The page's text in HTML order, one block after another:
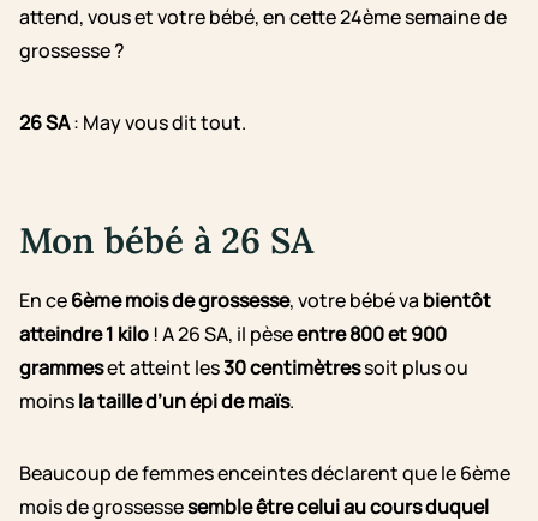
attend, vous et votre bébé, en cette 24ème semaine de
grossesse ?
26 SA: May vous dit tout.
Mon bébé à 26 SA
En ce6ème mois de grossesse, votre bébé va bientôt
atteindre 1 kilo ! A 26 SA, il pèseentre 800 et 900
grammeset atteint les30 centimètressoit plus ou
moinsla taille d’un épi de maïs.
Beaucoup de femmes enceintes déclarent que le 6ème
mois de grossessesemble être celui au cours duquel